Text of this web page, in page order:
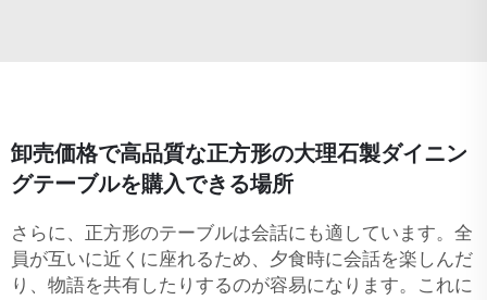
卸売価格で高品質な正方形の大理石製ダイニン
グテーブルを購入できる場所
さらに、正方形のテーブルは会話にも適しています。全
員が互いに近くに座れるため、夕食時に会話を楽しんだ
り、物語を共有したりするのが容易になります。これに